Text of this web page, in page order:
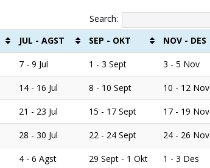
Search:
JUL - AGST SEP - OKT NOV - DES
7 - 9 Jul 1 - 3 Sept 3 - 5 Nov
14 - 16 Jul 8 - 10 Sept 10 - 12 Nov
21 - 23 Jul 15 - 17 Sept 17 - 19 Nov
28 - 30 Jul 22 - 24 Sept 24 - 26 Nov
4 - 6 Agst 29 Sept - 1 Okt 1 - 3 Des